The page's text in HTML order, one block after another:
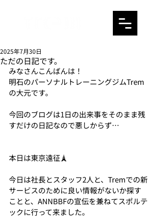
ただの日記です。
2025年7月30日
みなさんこんばんは！
明石のパーソナルトレーニングジムTrem
の大元です。
今回のブログは1日の出来事をそのまま残
すだけの日記なので悪しからず…
本日は東京遠征🗼
今日は社長とスタッフ2人と、Tremでの新
サービスのために良い情報がないか探す
ことと、ANNBBFの宣伝を兼ねてスポルテ
ックに行って来ました。